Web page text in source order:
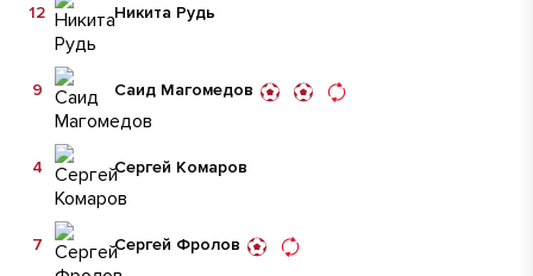
Никита Рудь
12
Саид Магомедов
9
Сергей Комаров
4
Сергей Фролов
7